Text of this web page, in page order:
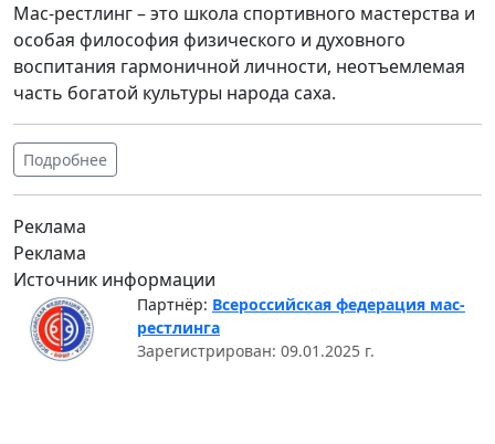
Мас-рестлинг – это школа спортивного мастерства и
особая философия физического и духовного
воспитания гармоничной личности, неотъемлемая
часть богатой культуры народа саха.
Подробнее
Реклама
Реклама
Источник информации
Партнёр: Всероссийская федерация мас-
рестлинга
Зарегистрирован: 09.01.2025 г.